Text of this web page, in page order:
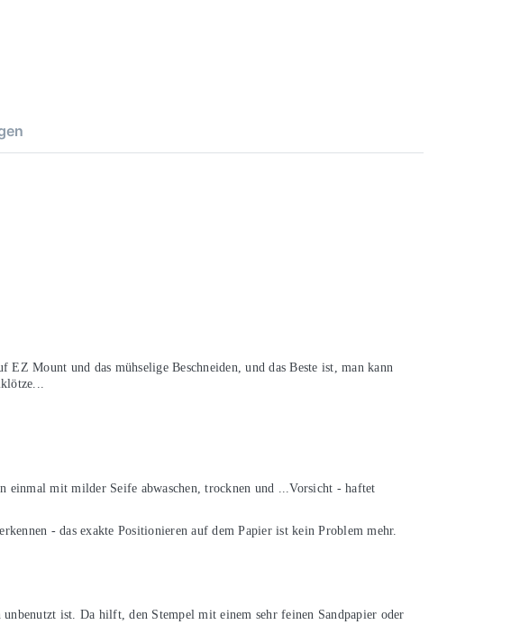
Mount und das mühselige Beschneiden, und das Beste ist, man kann
einmal mit milder Seife abwaschen, trocknen und ...Vorsicht - haftet
- das exakte Positionieren auf dem Papier ist kein Problem mehr.
ist. Da hilft, den Stempel mit einem sehr feinen Sandpapier oder